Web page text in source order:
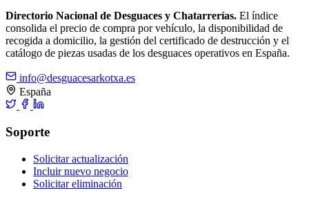
Directorio Nacional de Desguaces y Chatarrerías. El índice
consolida el precio de compra por vehículo, la disponibilidad de
recogida a domicilio, la gestión del certificado de destrucción y el
catálogo de piezas usadas de los desguaces operativos en España.
info@desguacesarkotxa.es
España
Soporte
Solicitar actualización
Incluir nuevo negocio
Solicitar eliminación